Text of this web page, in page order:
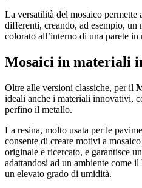
La versatilità del mosaico permette
differenti, creando, ad esempio,
colorato all’interno di una parete in
Mosaici in materiali
Oltre alle versioni classiche, per il
ideali anche i materiali innovativi,
perfino il metallo.
La resina, molto usata per le
consente di creare motivi a
originale e ricercato, e garantisce
adattandosi ad un ambiente come
un elevato grado di umidità.